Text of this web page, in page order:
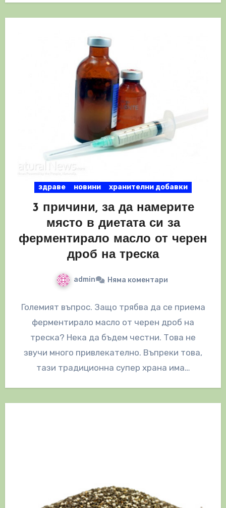
здраве новини хранителни добавки
3 причини, за да намерите
място в диетата си за
ферментирало масло от черен
дроб на треска
admin Няма коментари
Големият въпрос. Защо трябва да се приема
ферментирало масло от черен дроб на
треска? Нека да бъдем честни. Това не
звучи много привлекателно. Въпреки това,
тази традиционна супер храна има…